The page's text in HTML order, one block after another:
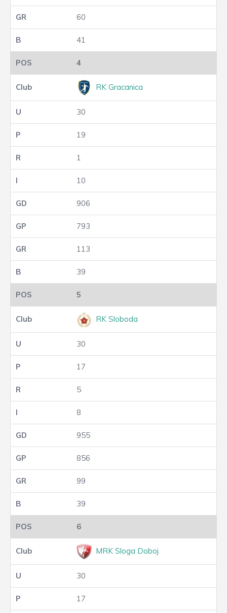
60
41
4
RK Gracanica
30
19
1
10
906
793
113
39
5
RK Sloboda
30
17
5
8
955
856
99
39
6
MRK Sloga Doboj
30
17